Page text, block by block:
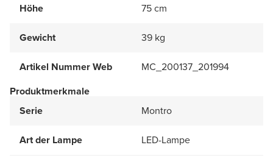
Höhe 75 cm
Gewicht 39 kg
Artikel Nummer Web
MC_200137_201994
Produktmerkmale
Serie
Montro
Art der Lampe LED-Lampe